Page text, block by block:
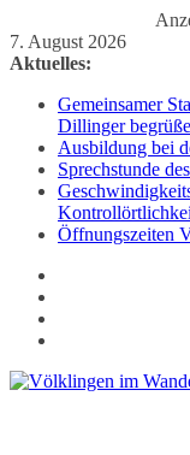
Zum
Inhalt
7. August 2026
Aktuelles:
Gemeinsamer
Dillinger
Ausbildung bei
Sprechstunde
Öffnungszeiten